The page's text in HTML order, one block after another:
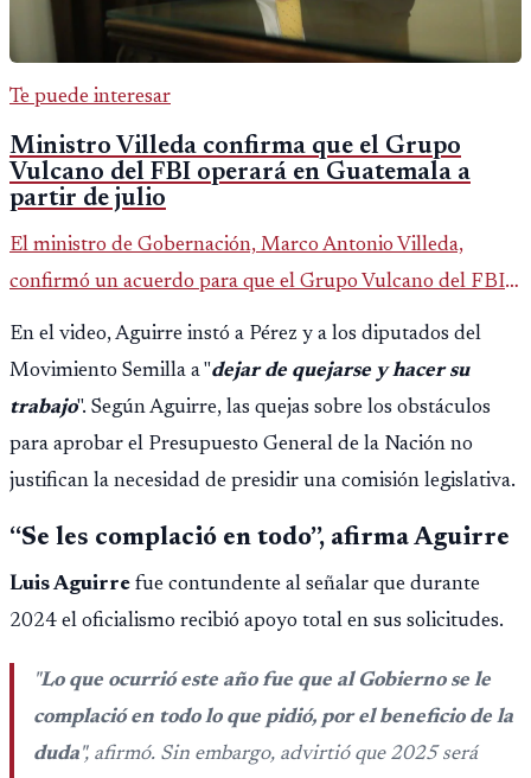
Te puede interesar
Ministro Villeda confirma que el Grupo
Vulcano del FBI operará en Guatemala a
partir de julio
El ministro de Gobernación, Marco Antonio Villeda,
confirmó un acuerdo para que el Grupo Vulcano del FBI
opere en Guatemala a partir de julio, tras un intento
fallido con la administración anterior del Ministerio
Público.
En el video, Aguirre instó a Pérez y a los diputados del
Movimiento Semilla a "dejar de quejarse y hacer su
trabajo". Según Aguirre, las quejas sobre los obstáculos
para aprobar el Presupuesto General de la Nación no
justifican la necesidad de presidir una comisión legislativa.
“Se les complació en todo”, afirma Aguirre
Luis Aguirre fue contundente al señalar que durante
2024 el oficialismo recibió apoyo total en sus solicitudes.
"Lo que ocurrió este año fue que al Gobierno se le
complació en todo lo que pidió, por el beneficio de la
duda", afirmó. Sin embargo, advirtió que 2025 será